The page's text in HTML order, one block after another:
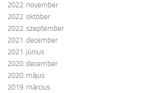
2022. november
2022. október
2022. szeptember
2021. december
2021. június
2020. december
2020. május
2019. március